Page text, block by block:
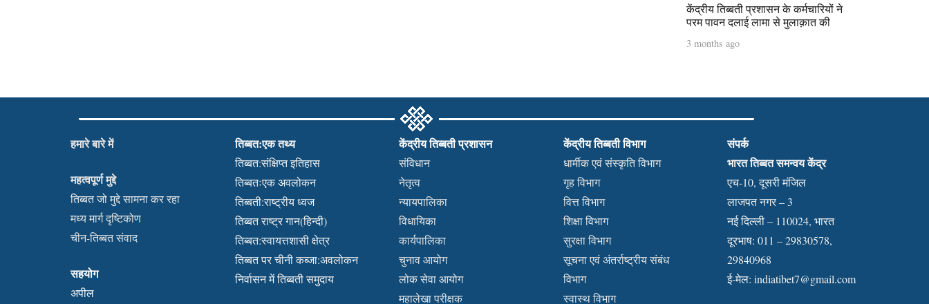
केंद्रीय तिब्बती प्रशासन के कर्मचारियों ने
परम पावन दलाई लामा से मुलाक़ात की
3 months ago
हमारे बारे में
महत्वपूर्ण मुद्दे
तिब्बत जो मुद्दे सामना कर रहा
मध्य मार्ग दृष्टिकोण
चीन-तिब्बत संवाद
सहयोग
अपील
तिब्बत:एक तथ्य
तिब्बत:संक्षिप्त इतिहास
तिब्बतःएक अवलोकन
तिब्बती:राष्ट्रीय ध्वज
तिब्बत राष्ट्र गान(हिन्दी)
तिब्बत:स्वायत्तशासी क्षेत्र
तिब्बत पर चीनी कब्जा:अवलोकन
निर्वासन में तिब्बती समुदाय
केंद्रीय तिब्बती प्रशासन
संविधान
नेतृत्व
न्यायपालिका
विधायिका
कार्यपालिका
चुनाव आयोग
लोक सेवा आयोग
महालेखा परीक्षक
केंद्रीय तिब्बती विभाग
धार्मीक एवं संस्कृति विभाग
गृह विभाग
वित्त विभाग
शिक्षा विभाग
सुरक्षा विभाग
सूचना एवं अंतर्राष्ट्रीय संबंध
विभाग
स्वास्थ विभाग
संपर्क
भारत तिब्बत समन्वय केंद्र
एच-10, दूसरी मंजिल
लाजपत नगर – 3
नई दिल्ली – 110024, भारत
दूरभाष: 011 – 29830578,
29840968
ई-मेल:indiatibet7@gmail.com